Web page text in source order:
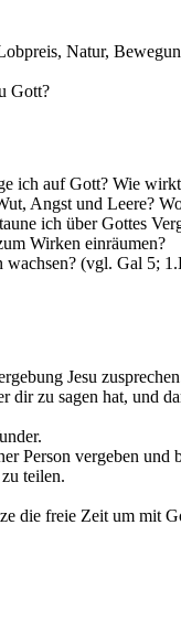
Natur,
Gott?
ich auf Gott? Wie
Angst und Leere?
ich über Gottes
Wirken einräumen?
wachsen? (vgl. Gal 5;
Jesu
dir zu sagen hat, und
Person vergeben und
teilen.
die freie Zeit um mit